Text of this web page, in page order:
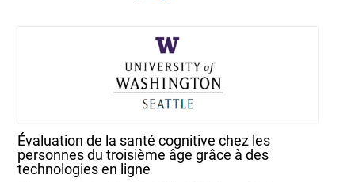
Évaluation de la santé cognitive chez les
personnes du troisième âge grâce à des
technologies en ligne